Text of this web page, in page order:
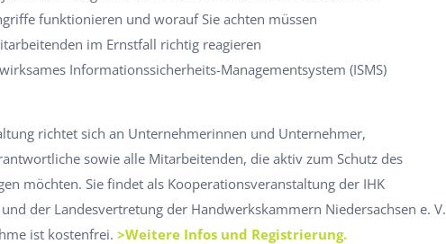
funktionieren und worauf Sie achten müssen
im Ernstfall richtig reagieren
Informationssicherheits-Managementsystem (ISMS)
richtet sich an Unternehmerinnen und Unternehmer,
sowie alle Mitarbeitenden, die aktiv zum Schutz des
möchten. Sie findet als Kooperationsveranstaltung der IHK
und der Landesvertretung der Handwerkskammern Niedersachsen e. V.
ist kostenfrei. >Weitere Infos und Registrierung.